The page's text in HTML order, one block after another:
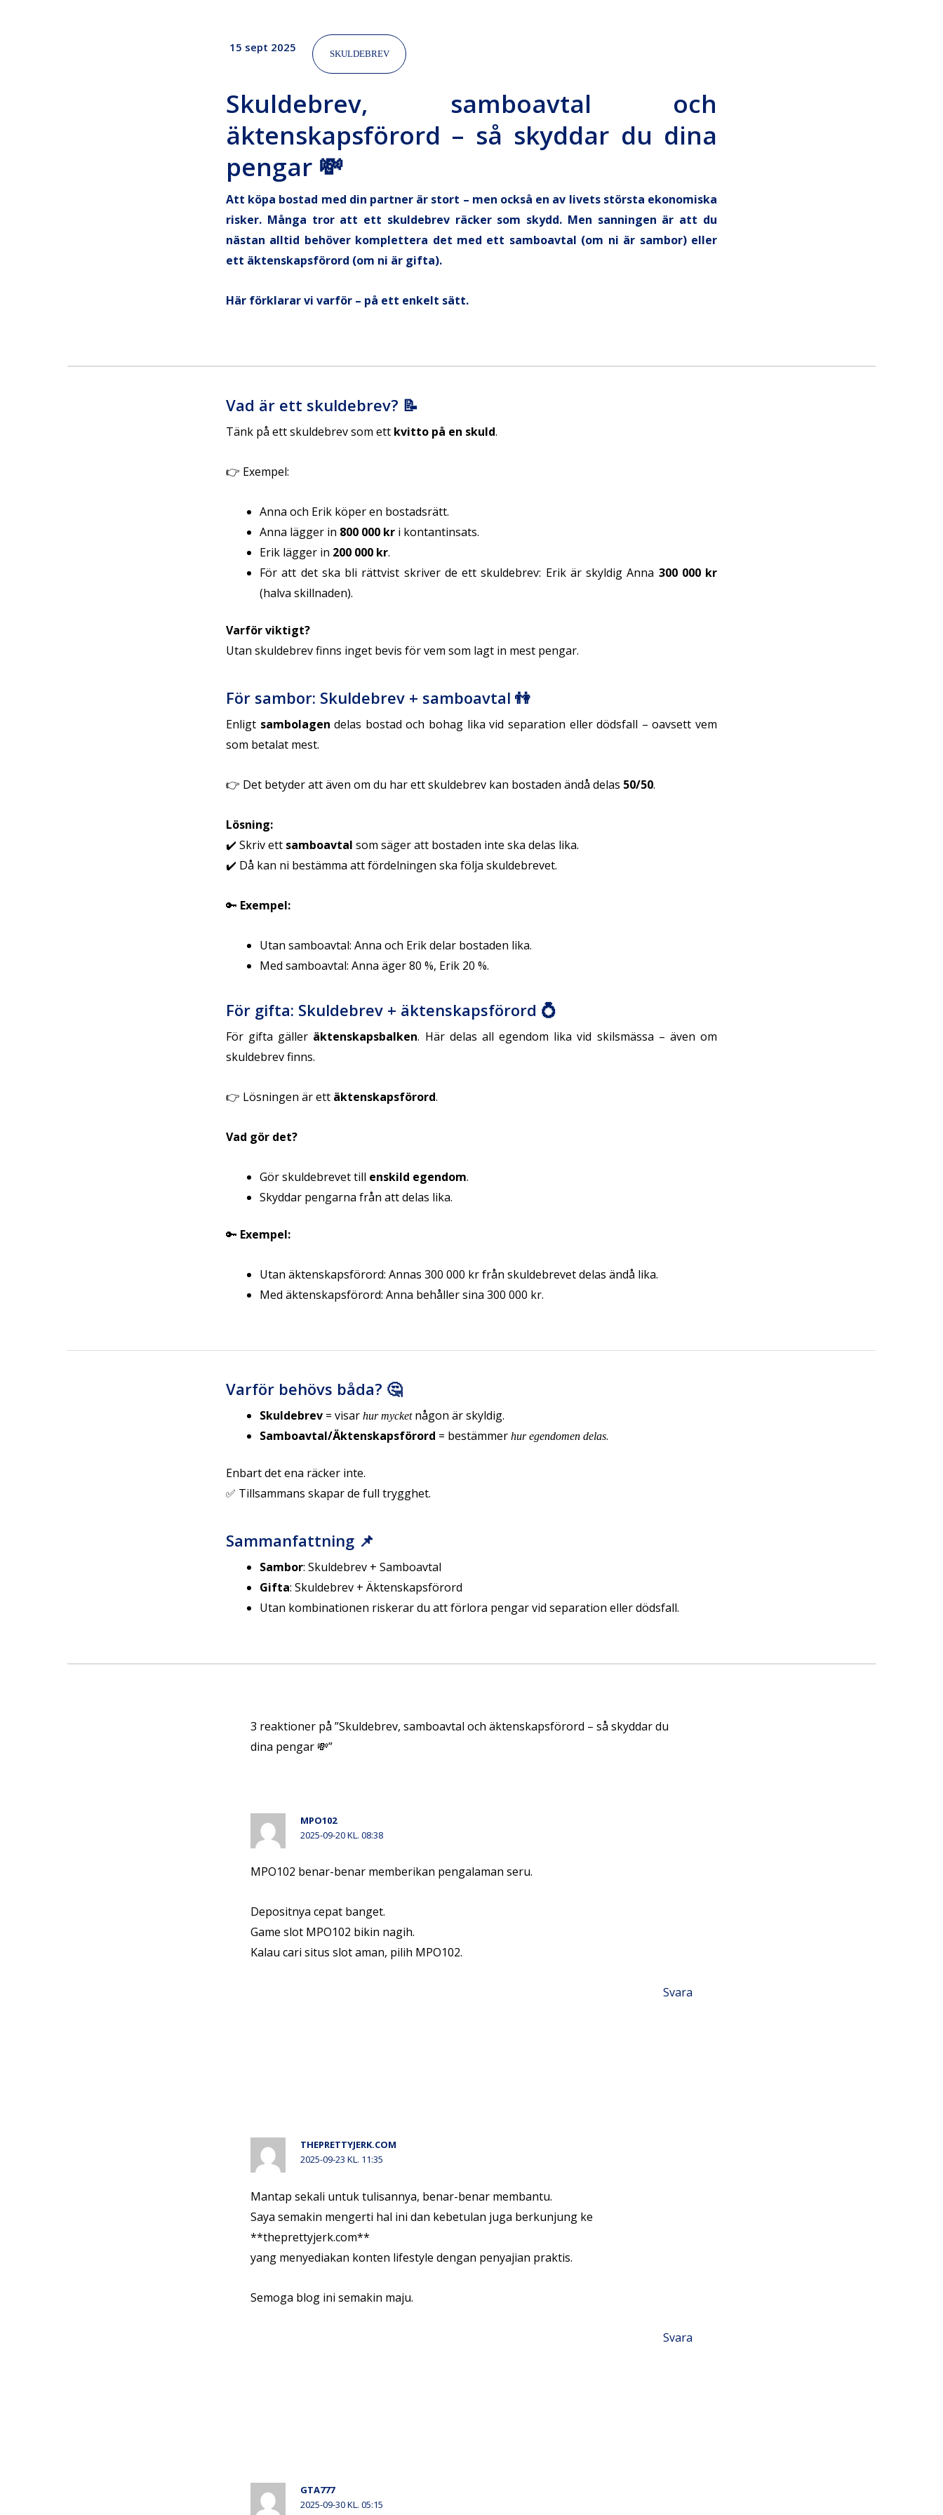
15 sept 2025 SKULDEBREV
Skuldebrev, samboavtal och
äktenskapsförord – så skyddar du dina
pengar 💸
Att köpa bostad med din partner är stort – men också en av livets största ekonomiska
risker. Många tror att ett skuldebrev räcker som skydd. Men sanningen är att du
nästan alltid behöver komplettera det med ett samboavtal (om ni är sambor) eller
ett äktenskapsförord (om ni är gifta).
Här förklarar vi varför – på ett enkelt sätt.
Vad är ett skuldebrev? 📝
Tänk på ett skuldebrev som ett kvitto på en skuld.
👉 Exempel:
Anna och Erik köper en bostadsrätt.
Anna lägger in 800 000 kr i kontantinsats.
Erik lägger in 200 000 kr.
För att det ska bli rättvist skriver de ett skuldebrev: Erik är skyldig Anna 300 000 kr
(halva skillnaden).
Varför viktigt?
Utan skuldebrev finns inget bevis för vem som lagt in mest pengar.
För sambor: Skuldebrev + samboavtal 👫
Enligt sambolagen delas bostad och bohag lika vid separation eller dödsfall – oavsett vem
som betalat mest.
👉 Det betyder att även om du har ett skuldebrev kan bostaden ändå delas 50/50.
Lösning:
✔️ Skriv ett samboavtal som säger att bostaden inte ska delas lika.
✔️ Då kan ni bestämma att fördelningen ska följa skuldebrevet.
🔑 Exempel:
Utan samboavtal: Anna och Erik delar bostaden lika.
Med samboavtal: Anna äger 80 %, Erik 20 %.
För gifta: Skuldebrev + äktenskapsförord 💍
För gifta gäller äktenskapsbalken. Här delas all egendom lika vid skilsmässa – även om
skuldebrev finns.
👉 Lösningen är ett äktenskapsförord.
Vad gör det?
Gör skuldebrevet till enskild egendom.
Skyddar pengarna från att delas lika.
🔑 Exempel:
Utan äktenskapsförord: Annas 300 000 kr från skuldebrevet delas ändå lika.
Med äktenskapsförord: Anna behåller sina 300 000 kr.
Varför behövs båda? 🤔
Skuldebrev = visar hur mycketnågon är skyldig.
Samboavtal/Äktenskapsförord = bestämmer hur egendomen delas.
Enbart det ena räcker inte.
✅ Tillsammans skapar de full trygghet.
Sammanfattning 📌
Sambor: Skuldebrev + Samboavtal
Gifta: Skuldebrev + Äktenskapsförord
Utan kombinationen riskerar du att förlora pengar vid separation eller dödsfall.
3 reaktioner på ”Skuldebrev, samboavtal och äktenskapsförord – så skyddar du
dina pengar 💸”
MPO102
2025-09-20 KL. 08:38
MPO102 benar-benar memberikan pengalaman seru.
Depositnya cepat banget.
Game slot MPO102 bikin nagih.
Kalau cari situs slot aman, pilih MPO102.
Svara
THEPRETTYJERK.COM
2025-09-23 KL. 11:35
Mantap sekali untuk tulisannya, benar-benar membantu.
Saya semakin mengerti hal ini dan kebetulan juga berkunjung ke
**theprettyjerk.com**
yang menyediakan konten lifestyle dengan penyajian praktis.
Semoga blog ini semakin maju.
Svara
GTA777
2025-09-30 KL. 05:15